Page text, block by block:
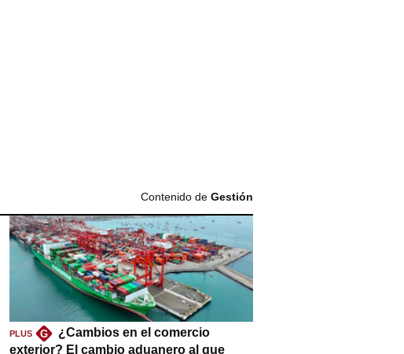
Contenido de Gestión
PLUS G
¿Cambios en el comercio
exterior? El cambio aduanero al que